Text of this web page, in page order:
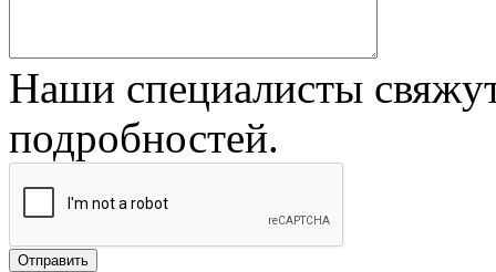
Наши специалисты
подробностей.